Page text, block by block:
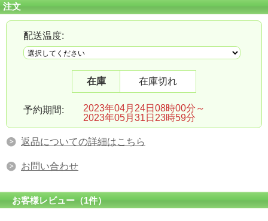
注文
配送温度:
在庫 在庫切れ
予約期間:
2023年04月24日08時00分～
2023年05月31日23時59分
返品についての詳細はこちら
お問い合わせ
お客様レビュー（1件）